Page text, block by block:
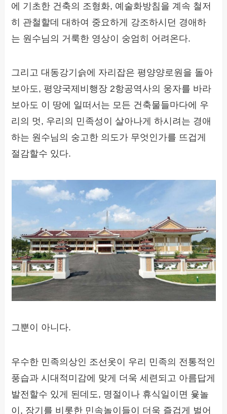
에 기초한 건축의 조형화, 예술화방침을 계속 철저
히 관철할데 대하여 중요하게 강조하시던 경애하
는 원수님의 거룩한 영상이 숭엄히 어려온다.
그리고 대동강기슭에 자리잡은 평양양로원을 돌아
보아도, 평양국제비행장 2항공역사의 웅자를 바라
보아도 이 땅에 일떠서는 모든 건축물들마다에 우
리의 멋, 우리의 민족성이 살아나게 하시려는 경애
하는 원수님의 숭고한 의도가 무엇인가를 뜨겁게
절감할수 있다.
그뿐이 아니다.
우수한 민족의상인 조선옷이 우리 민족의 전통적인
풍습과 시대적미감에 맞게 더욱 세련되고 아름답게
발전할수 있게 된데도, 명절이나 휴식일이면 윷놀
이, 장기를 비롯한 민속놀이들이 더욱 즐겁게 벌어